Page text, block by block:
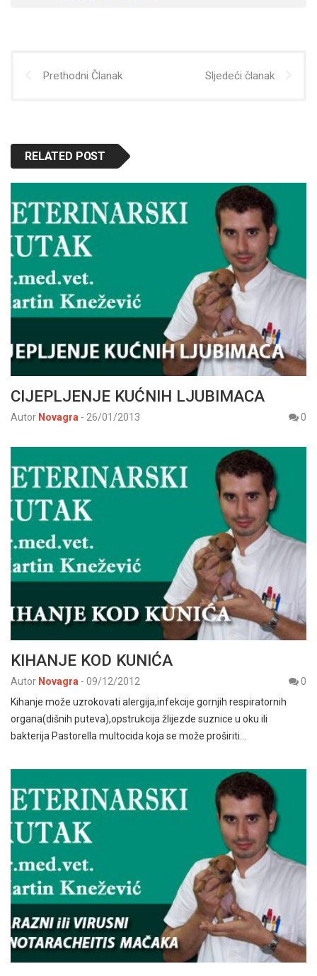
Prethodni Članak Sljedeći članak
RELATED POST
CIJEPLJENJE KUĆNIH LJUBIMACA
Autor Novagra - 26/01/2013 0
KIHANJE KOD KUNIĆA
Autor Novagra - 09/12/2012
0
Kihanje može uzrokovati alergija,infekcije gornjih respiratornih
organa(dišnih puteva),opstrukcija žlijezde suznice u oku ili
bakterija Pastorella multocida koja se može proširiti…